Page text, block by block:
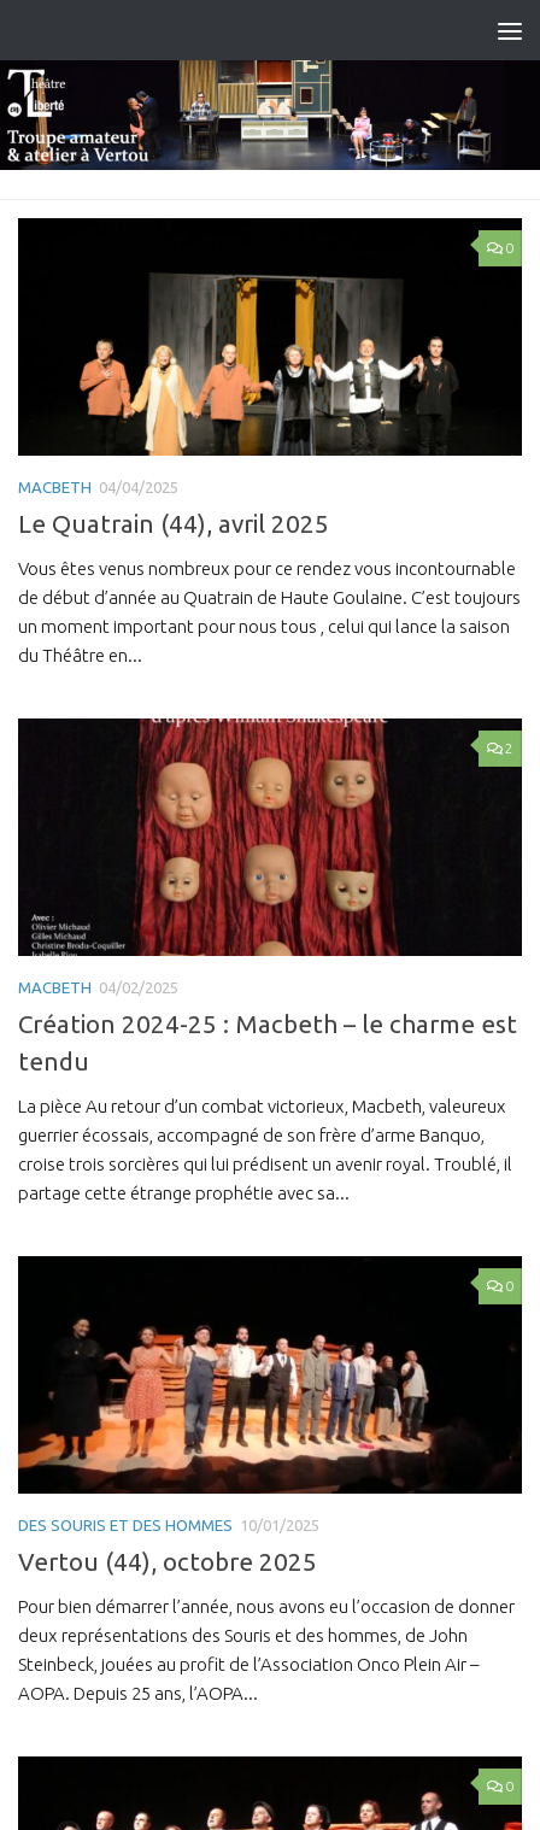
0
MACBETH 04/04/2025
Le Quatrain (44), avril 2025
Vous êtes venus nombreux pour ce rendez vous incontournable
de début d’année au Quatrain de Haute Goulaine. C’est toujours
un moment important pour nous tous , celui qui lance la saison
du Théâtre en...
2
MACBETH 04/02/2025
Création 2024-25 : Macbeth – le charme est
tendu
La pièce Au retour d’un combat victorieux, Macbeth, valeureux
guerrier écossais, accompagné de son frère d’arme Banquo,
croise trois sorcières qui lui prédisent un avenir royal. Troublé, il
partage cette étrange prophétie avec sa...
0
DES SOURIS ET DES HOMMES 10/01/2025
Vertou (44), octobre 2025
Pour bien démarrer l’année, nous avons eu l’occasion de donner
deux représentations des Souris et des hommes, de John
Steinbeck, jouées au profit de l’Association Onco Plein Air –
AOPA. Depuis 25 ans, l’AOPA...
0